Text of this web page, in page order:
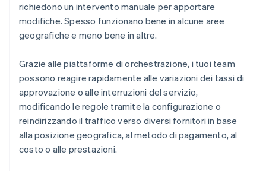
richiedono un intervento manuale per apportare
modifiche. Spesso funzionano bene in alcune aree
geografiche e meno bene in altre.
Grazie alle piattaforme di orchestrazione, i tuoi team
possono reagire rapidamente alle variazioni dei tassi di
approvazione o alle interruzioni del servizio,
modificando le regole tramite la configurazione o
reindirizzando il traffico verso diversi fornitori in base
alla posizione geografica, al metodo di pagamento, al
costo o alle prestazioni.